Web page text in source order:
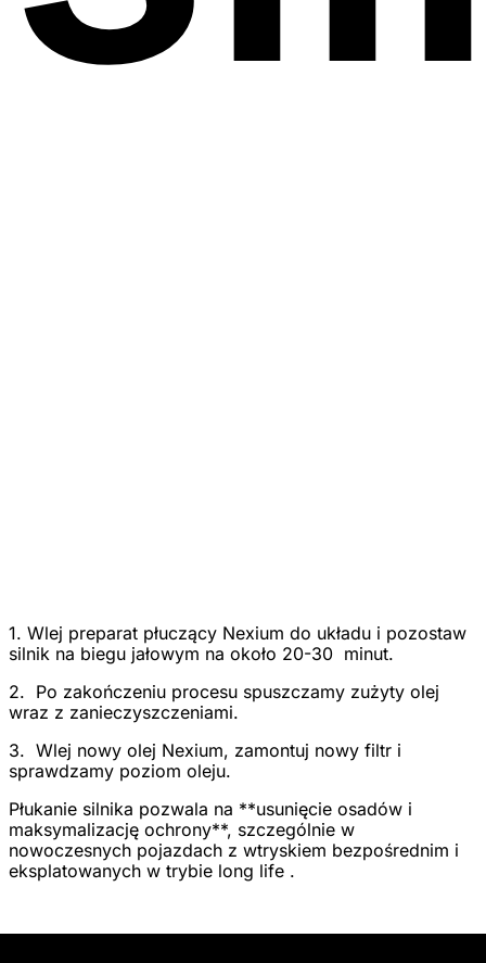
1. Wlej preparat płuczący Nexium do układu i pozostaw
silnik na biegu jałowym na około 20-30 minut.
2. Po zakończeniu procesu spuszczamy zużyty olej
wraz z zanieczyszczeniami.
3. Wlej nowy olej Nexium, zamontuj nowy filtr i
sprawdzamy poziom oleju.
Płukanie silnika pozwala na **usunięcie osadów i
maksymalizację ochrony**, szczególnie w
nowoczesnych pojazdach z wtryskiem bezpośrednim i
eksplatowanych w trybie long life .